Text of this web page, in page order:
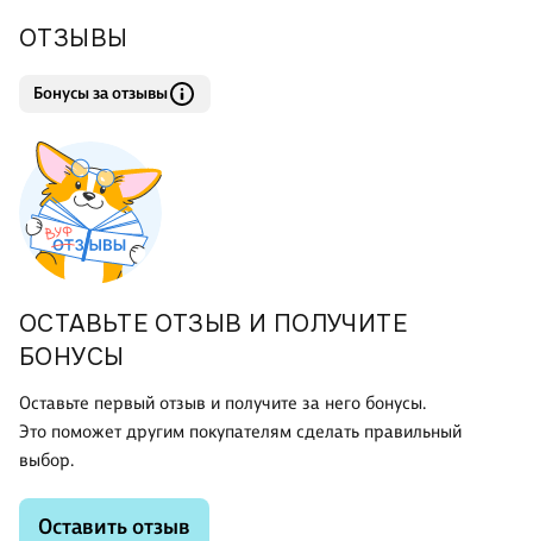
ОТЗЫВЫ
Бонусы за отзывы
ОСТАВЬТЕ ОТЗЫВ И ПОЛУЧИТЕ
БОНУСЫ
Оставьте первый отзыв и получите за него бонусы.
Это поможет другим покупателям сделать правильный
выбор.
Оставить отзыв